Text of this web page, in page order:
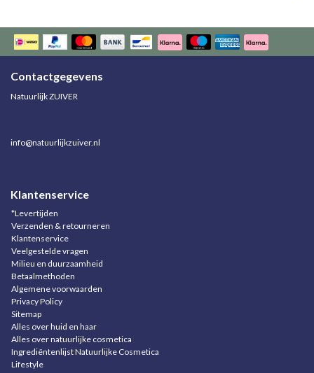
Contactgegevens
Natuurlijk ZUIVER
info@natuurlijkzuiver.nl
Klantenservice
*Levertijden
Verzenden & retourneren
Klantenservice
Veelgestelde vragen
Milieu en duurzaamheid
Betaalmethoden
Algemene voorwaarden
Privacy Policy
Sitemap
Alles over huid en haar
Alles over natuurlijke cosmetica
Ingrediëntenlijst Natuurlijke Cosmetica
Lifestyle